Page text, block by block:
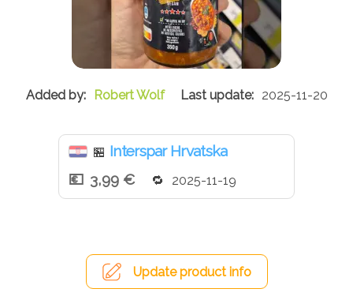
Robert Wolf 2025-11-20
🏪 Interspar Hrvatska
3,99 €
2025-11-19
Update product info